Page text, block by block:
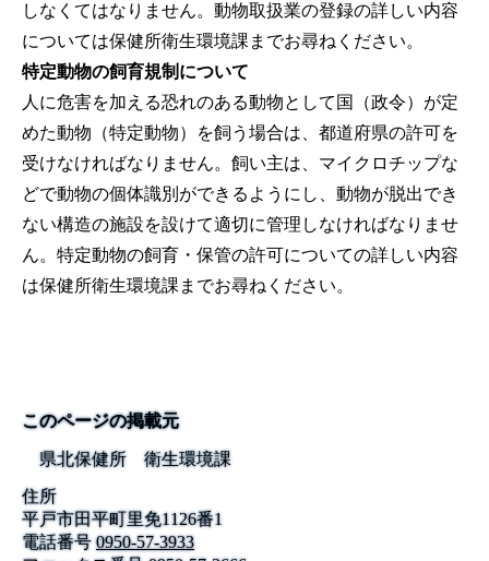
しなくてはなりません。動物取扱業の登録の詳しい内容
については保健所衛生環境課までお尋ねください。
特定動物の飼育規制について
人に危害を加える恐れのある動物として国（政令）が定
めた動物（特定動物）を飼う場合は、都道府県の許可を
受けなければなりません。飼い主は、マイクロチップな
どで動物の個体識別ができるようにし、動物が脱出でき
ない構造の施設を設けて適切に管理しなければなりませ
ん。特定動物の飼育・保管の許可についての詳しい内容
は保健所衛生環境課までお尋ねください。
このページの掲載元
県北保健所 衛生環境課
住所
平戸市田平町里免1126番1
電話番号 0950-57-3933